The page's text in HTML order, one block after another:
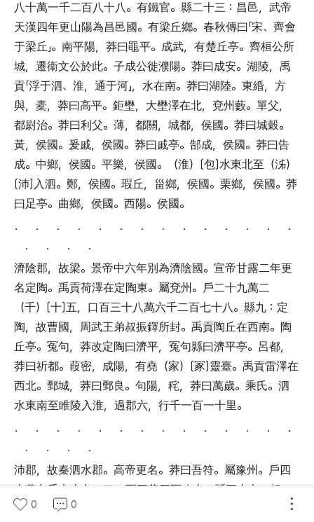
八十萬一千二百八十八。 有鐵官。 縣二十三 ： 昌邑， 武帝
天漢四年更山陽為昌邑國。 有梁丘鄉。 春秋傳曰「宋、 齊會
于梁丘 」。 南平陽， 莽曰黽平。 成武， 有楚丘亭。 齊桓公所
城， 遷衞文公於此。 子成公徙濮陽。 莽曰成安。 湖陵， 禹
貢「浮于泗、 淮， 通于河」， 水在南。 莽曰湖陸。 東緍， 方
與， 橐， 莽曰高平。 鉅壄， 大壄澤在北， 兗州藪。 單父，
都尉治。 莽曰利父。 薄， 都關， 城都， 侯國。 莽曰城穀。
黃， 侯國。 爰戚， 侯國。 莽曰戚亭。 郜成， 侯國。 莽曰告
成。 中鄉， 侯國。 平樂， 侯國。（淮）〔包〕水東北至 （泲）
〔沛〕 入泗。 鄭， 侯國。 瑕丘， 甾鄉， 侯國。 栗鄉， 侯國。 莽
曰足亭。 曲鄉， 侯國。 西陽。 侯國。
． ． ． ． ． ． ． ． ． ． ． ． ． ．
． ． ． ．
濟陰郡， 故梁。 景帝中六年別為濟陰國。 宣帝甘露二年更
名定陶。 禹貢荷澤在定陶東。 屬兗州 。 戶二十九萬二
（千）〔十〕五， 口百三十八萬六千二百七十八。 縣九 ： 定
陶， 故曹國， 周武王弟叔振鐸所封。 禹貢陶丘在西南。 陶
丘亭。 冤句， 莽改定陶曰濟平， 冤句縣曰濟平亭。 呂都，
莽曰祈都。 葭密， 成陽， 有堯 （家）〔冢〕靈臺。 禹貢雷澤在
西北。 鄄城， 莽曰鄄良 。 句陽， 秺， 莽曰萬歲。 乘氏。 泗
水東南至睢陵入淮， 過郡六， 行千一百一十里。
． ． ． ． ． ． ． ． ． ． ． ． ． ．
． ． ． ．
沛郡， 故秦泗水郡。 高帝更名。 莽曰吾符。 屬豫州 。 戶四
十萬九千七十九，口二百三萬四百八十。縣三十七：相，
莽曰吾符亭 。
0 0